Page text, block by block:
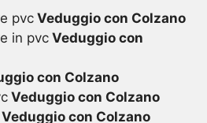
pvcVeduggio con Colzano
in pvcVeduggio con
con Colzano
Veduggio con Colzano
Veduggio con Colzano